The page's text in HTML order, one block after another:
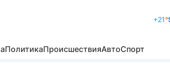
+21°
ПолитикаПроисшествияАвтоСпорт